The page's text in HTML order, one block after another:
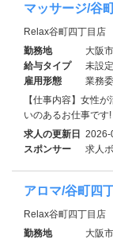
マッサージ/谷
Relax谷町四丁目店
勤務地
大阪
給与タイプ
未設定
雇用形態
業務
【仕事内容】女性
いのあるお仕事です
求人の更新日 2026-
スポンサー
求人
アロマ/谷町四
Relax谷町四丁目店
勤務地
大阪